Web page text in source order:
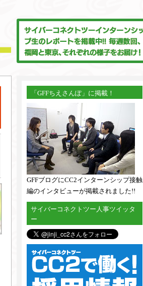
「GFFちえさんぽ」に掲載！
GFFブログにCC2インターンシップ接触
編のインタビューが掲載されました!!
サイバーコネクトツー人事ツイッタ
ー